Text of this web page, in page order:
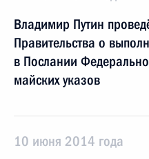
Владимир Путин
Правительства о
в Послании
майских указов
10 июня 2014 года